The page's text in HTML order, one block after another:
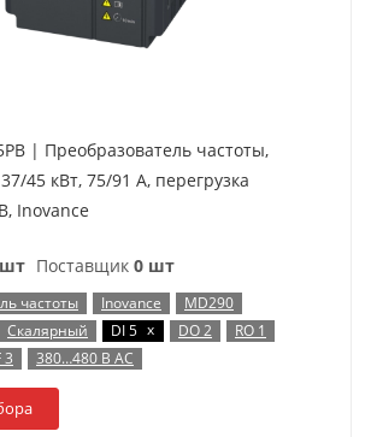
45 кВт, 75/91 А, перегрузка
Inovance
Поставщик 0 шт
частоты Inovance
MD290
Скалярный DI 5 x DO 2
RO 1
3 380…480 В AC